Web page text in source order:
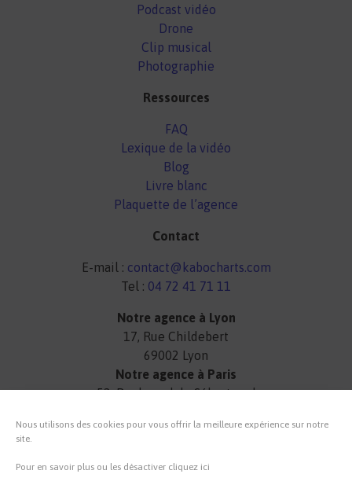
Nous utilisons des cookies pour vous offrir la meilleure expérience sur notre
site.
Pour en savoir plus ou les désactiver cliquez ici
Podcast vidéo
Drone
Clip musical
Photographie
Ressources
FAQ
Lexique de la vidéo
Blog
Livre blanc
Plaquette de l’agence
Contact
E-mail : contact@kabocharts.com
Tel : 04 72 41 71 11
Notre agence à Lyon
17, Rue Childebert
69002 Lyon
Notre agence à Paris
52, Boulevard de Sébastopol